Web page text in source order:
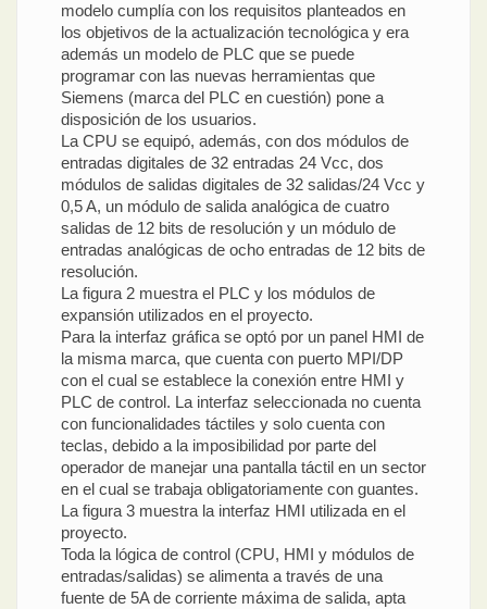
modelo cumplía con los requisitos planteados en
los objetivos de la actualización tecnológica y era
además un modelo de PLC que se puede
programar con las nuevas herramientas que
Siemens (marca del PLC en cuestión) pone a
disposición de los usuarios.
La CPU se equipó, además, con dos módulos de
entradas digitales de 32 entradas 24 Vcc, dos
módulos de salidas digitales de 32 salidas/24 Vcc y
0,5 A, un módulo de salida analógica de cuatro
salidas de 12 bits de resolución y un módulo de
entradas analógicas de ocho entradas de 12 bits de
resolución.
La figura 2 muestra el PLC y los módulos de
expansión utilizados en el proyecto.
Para la interfaz gráfica se optó por un panel HMI de
la misma marca, que cuenta con puerto MPI/DP
con el cual se establece la conexión entre HMI y
PLC de control. La interfaz seleccionada no cuenta
con funcionalidades táctiles y solo cuenta con
teclas, debido a la imposibilidad por parte del
operador de manejar una pantalla táctil en un sector
en el cual se trabaja obligatoriamente con guantes.
La figura 3 muestra la interfaz HMI utilizada en el
proyecto.
Toda la lógica de control (CPU, HMI y módulos de
entradas/salidas) se alimenta a través de una
fuente de 5A de corriente máxima de salida, apta